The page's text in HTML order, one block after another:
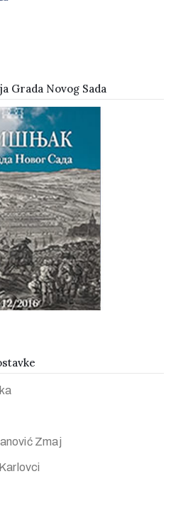
Grada Novog Sada
Zmaj